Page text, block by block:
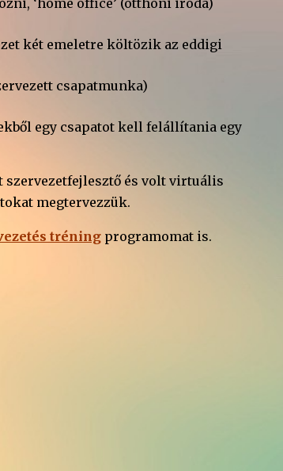
‘home office’ (otthoni iroda)
két emeletre költözik az eddigi
csapatmunka)
egy csapatot kell felállítania egy
szervezetfejlesztő és volt virtuális
megtervezzük.
tréning programomat is.